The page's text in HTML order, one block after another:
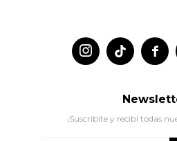


¡Suscribite y recibí todas